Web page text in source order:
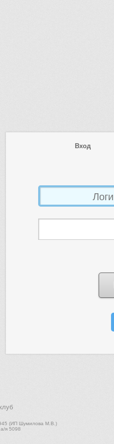
Вход
(ИП Шумилова М.В.)
я 5098